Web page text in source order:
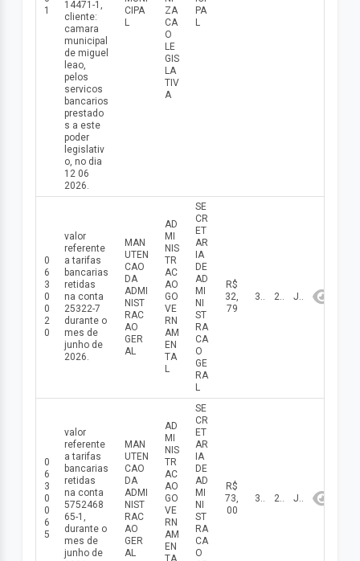
1
14471-1,
cliente:
camara
municipal
de miguel
leao,
pelos
servicos
bancarios
prestado
s a este
poder
legislativ
o, no dia
12 06
2026.
CIPA
L
ZA
CA
O
LE
GIS
LA
TIV
A
PA
L
0
6
3
0
0
2
0
valor
referente
a tarifas
bancarias
retidas
na conta
25322-7
durante o
mes de
junho de
2026.
MAN
UTEN
CAO
DA
ADMI
NIST
RAC
AO
GER
AL
AD
MI
NIS
TR
AC
AO
GO
VE
RN
AM
EN
TA
L
SE
CR
ET
AR
IA
DE
AD
MI
NI
ST
RA
CA
O
GE
RA
L
R$
32,
79
30/06/2026 2026 Junho
0
6
3
0
0
6
5
valor
referente
a tarifas
bancarias
retidas
na conta
5752468
65-1,
durante o
mes de
junho de
MAN
UTEN
CAO
DA
ADMI
NIST
RAC
AO
GER
AL
AD
MI
NIS
TR
AC
AO
GO
VE
RN
AM
EN
TA
SE
CR
ET
AR
IA
DE
AD
MI
NI
ST
RA
CA
O
R$
73,
00
30/06/2026 2026 Junho